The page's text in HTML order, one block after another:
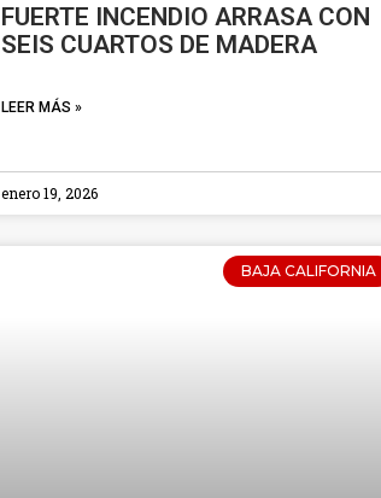
FUERTE INCENDIO ARRASA CON
SEIS CUARTOS DE MADERA
LEER MÁS »
enero 19, 2026
BAJA CALIFORNIA